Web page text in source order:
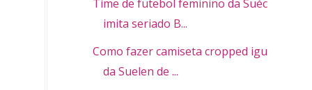
Time de futebol feminino da Suécia
imita seriado B...
Como fazer camiseta cropped igual a
da Suelen de ...